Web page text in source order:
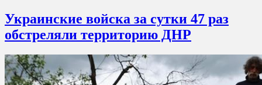
Украинские войска за сутки 47 раз
обстреляли территорию ДНР